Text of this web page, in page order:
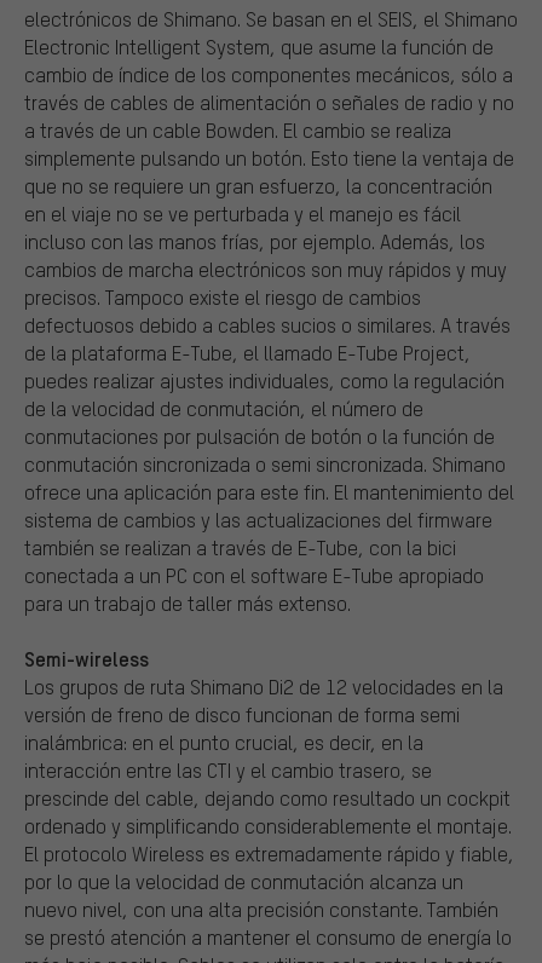
electrónicos de Shimano. Se basan en el SEIS, el Shimano
Electronic Intelligent System, que asume la función de
cambio de índice de los componentes mecánicos, sólo a
través de cables de alimentación o señales de radio y no
a través de un cable Bowden. El cambio se realiza
simplemente pulsando un botón. Esto tiene la ventaja de
que no se requiere un gran esfuerzo, la concentración
en el viaje no se ve perturbada y el manejo es fácil
incluso con las manos frías, por ejemplo. Además, los
cambios de marcha electrónicos son muy rápidos y muy
precisos. Tampoco existe el riesgo de cambios
defectuosos debido a cables sucios o similares. A través
de la plataforma E-Tube, el llamado E-Tube Project,
puedes realizar ajustes individuales, como la regulación
de la velocidad de conmutación, el número de
conmutaciones por pulsación de botón o la función de
conmutación sincronizada o semi sincronizada. Shimano
ofrece una aplicación para este fin. El mantenimiento del
sistema de cambios y las actualizaciones del firmware
también se realizan a través de E-Tube, con la bici
conectada a un PC con el software E-Tube apropiado
para un trabajo de taller más extenso.
Semi-wireless
Los grupos de ruta Shimano Di2 de 12 velocidades en la
versión de freno de disco funcionan de forma semi
inalámbrica: en el punto crucial, es decir, en la
interacción entre las CTI y el cambio trasero, se
prescinde del cable, dejando como resultado un cockpit
ordenado y simplificando considerablemente el montaje.
El protocolo Wireless es extremadamente rápido y fiable,
por lo que la velocidad de conmutación alcanza un
nuevo nivel, con una alta precisión constante. También
se prestó atención a mantener el consumo de energía lo